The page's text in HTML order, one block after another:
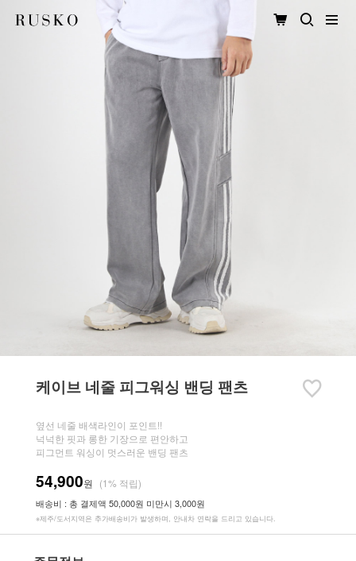
케이브 네줄 피그워싱 밴딩 팬츠
옆선 네줄 배색라인이 포인트!!
넉넉한 핏과 롱한 기장으로 편안하고
피그먼트 워싱이 멋스러운 밴딩 팬츠
54,900원 (1% 적립)
배송비 : 총 결제액 50,000원 미만시 3,000원
※제주/도서지역은 추가배송비가 발생하며, 안내차 연락을 드리고 있습니다.